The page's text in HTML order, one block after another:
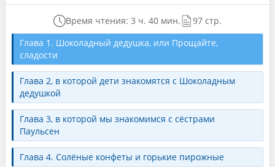
Время чтения: 3 ч. 40 мин.
97 стр.
Глава 1. Шоколадный дедушка, или Прощайте,
сладости
Глава 2, в которой дети знакомятся с Шоколадным
дедушкой
Глава 3, в которой мы знакомимся с сёстрами
Паульсен
Глава 4. Солёные конфеты и горькие пирожные